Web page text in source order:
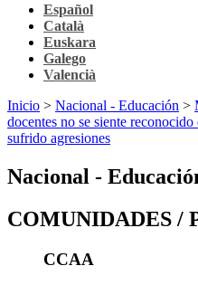
Español
Català
Euskara
Galego
Valencià
Inicio > Nacional - Educación >
docentes no se siente
sufrido agresiones
Nacional -
COMUNIDADES /
CCAA